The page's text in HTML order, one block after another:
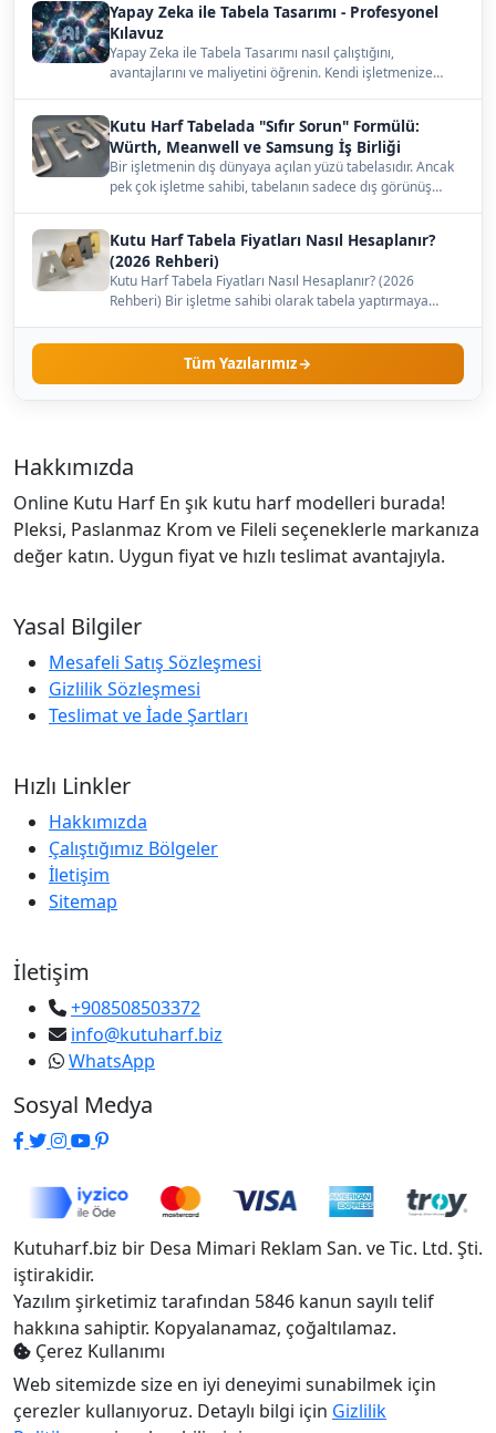
Yapay Zeka ile Tabela Tasarımı - Profesyonel
Kılavuz
Yapay Zeka ile Tabela Tasarımı nasıl çalıştığını,
avantajlarını ve maliyetini öğrenin. Kendi işletmenize
Kutu Harf Tabelada "Sıfır Sorun" Formülü:
Würth, Meanwell ve Samsung İş Birliği
Bir işletmenin dış dünyaya açılan yüzü tabelasıdır. Ancak
pek çok işletme sahibi, tabelanın sadece dış görünüş…
Kutu Harf Tabela Fiyatları Nasıl Hesaplanır?
(2026 Rehberi)
Kutu Harf Tabela Fiyatları Nasıl Hesaplanır? (2026
Rehberi) Bir işletme sahibi olarak tabela yaptırmaya
Tüm Yazılarımız
Hakkımızda
Online Kutu Harf En şık kutu harf modelleri burada!
Pleksi, Paslanmaz Krom ve Fileli seçeneklerle markanıza
değer katın. Uygun fiyat ve hızlı teslimat avantajıyla.
Yasal Bilgiler
Mesafeli Satış Sözleşmesi
Gizlilik Sözleşmesi
Teslimat ve İade Şartları
Hızlı Linkler
Hakkımızda
Çalıştığımız Bölgeler
İletişim
Sitemap
İletişim
+908508503372
info@kutuharf.biz
WhatsApp
Sosyal Medya
Kutuharf.biz bir Desa Mimari Reklam San. ve Tic. Ltd. Şti.
iştirakidir.
Yazılım şirketimiz tarafından 5846 kanun sayılı telif
hakkına sahiptir. Kopyalanamaz, çoğaltılamaz.
Çerez Kullanımı
Web sitemizde size en iyi deneyimi sunabilmek için
çerezler kullanıyoruz. Detaylı bilgi için Gizlilik